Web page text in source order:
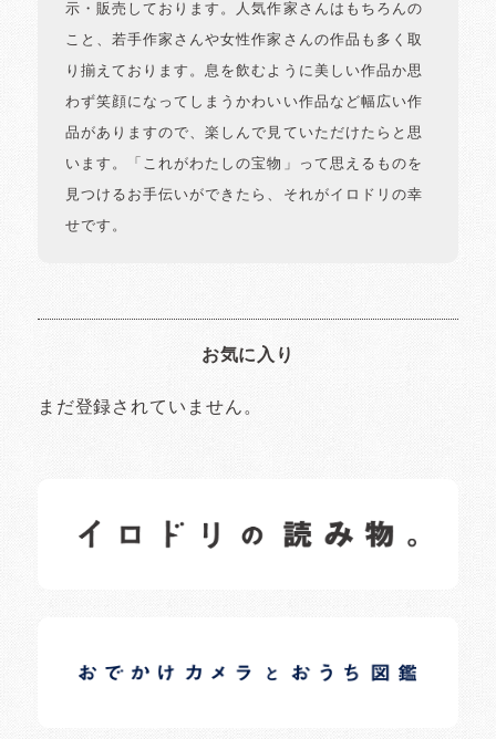
示・販売しております。人気作家さんはもちろんの
こと、若手作家さんや女性作家さんの作品も多く取
り揃えております。息を飲むように美しい作品か思
わず笑顔になってしまうかわいい作品など幅広い作
品がありますので、楽しんで見ていただけたらと思
います。「これがわたしの宝物」って思えるものを
見つけるお手伝いができたら、それがイロドリの幸
せです。
お気に入り
まだ登録されていません。
日常の様子など随時更新中です。
日常の様子など随時更新中です。